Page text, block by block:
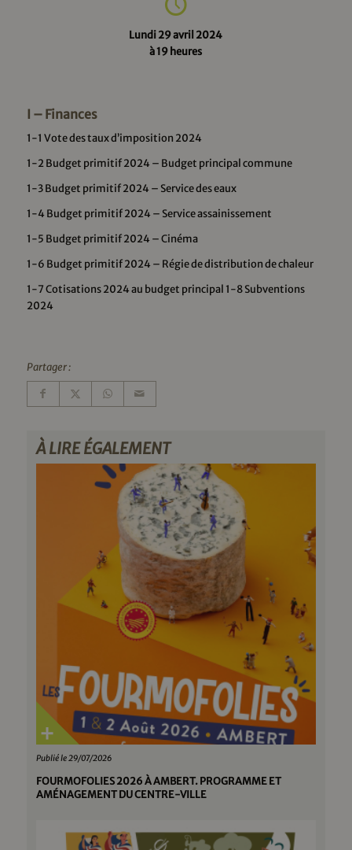
Lundi 29 avril 2024
à 19 heures
I – Finances
1-1 Vote des taux d’imposition 2024
1-2 Budget primitif 2024 – Budget principal commune
1-3 Budget primitif 2024 – Service des eaux
1-4 Budget primitif 2024 – Service assainissement
1-5 Budget primitif 2024 – Cinéma
1-6 Budget primitif 2024 – Régie de distribution de chaleur
1-7 Cotisations 2024 au budget principal 1-8 Subventions
2024
Partager :
À LIRE ÉGALEMENT
Publié le 29/07/2026
FOURMOFOLIES 2026 À AMBERT. PROGRAMME ET
AMÉNAGEMENT DU CENTRE-VILLE